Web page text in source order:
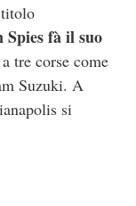
Spies fà il suo
tre corse come
Suzuki. A
si